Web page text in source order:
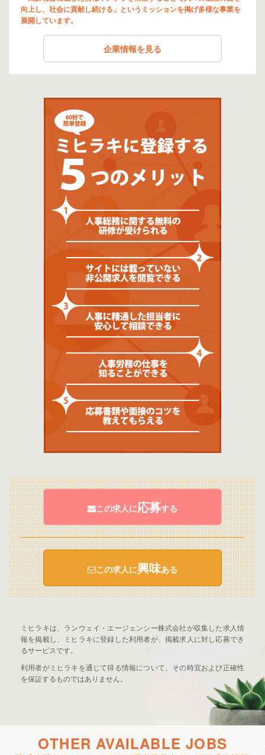
向上し、社会に貢献し続ける」というミッションを掲げ多様な事業を
展開しています。
企業情報を見る
この求人に応募する
この求人に興味ある
ミヒラキは、ランウェイ・エージェンシー株式会社が収集した求人情
報を掲載し、ミヒラキに登録した利用者が、掲載求人に対し応募でき
るサービスです。
利用者がミヒラキを通じて得る情報について、その時宜および正確性
を保証するものではありません。
OTHER AVAILABLE JOBS